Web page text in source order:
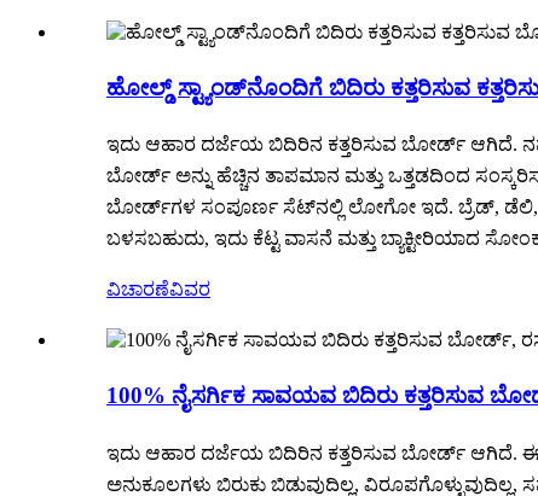
ಹೋಲ್ಡ್ ಸ್ಟ್ಯಾಂಡ್‌ನೊಂದಿಗೆ ಬಿದಿರು ಕತ್ತರಿಸುವ
ಇದು ಆಹಾರ ದರ್ಜೆಯ ಬಿದಿರಿನ ಕತ್ತರಿಸುವ ಬೋರ್ಡ್ ಆಗಿದೆ.
ಬೋರ್ಡ್ ಅನ್ನು ಹೆಚ್ಚಿನ ತಾಪಮಾನ ಮತ್ತು ಒತ್ತಡದಿಂದ
ಬೋರ್ಡ್‌ಗಳ ಸಂಪೂರ್ಣ ಸೆಟ್‌ನಲ್ಲಿ ಲೋಗೋ ಇದೆ. ಬ್ರೆಡ್, ಡೆಲಿ,
ಬಳಸಬಹುದು, ಇದು ಕೆಟ್ಟ ವಾಸನೆ ಮತ್ತು ಬ್ಯಾಕ್ಟೀರಿಯಾದ
ವಿಚಾರಣೆವಿವರ
100% ನೈಸರ್ಗಿಕ ಸಾವಯವ ಬಿದಿರು ಕತ್ತರಿಸುವ
ಇದು ಆಹಾರ ದರ್ಜೆಯ ಬಿದಿರಿನ ಕತ್ತರಿಸುವ ಬೋರ್ಡ್ ಆಗಿದೆ. ಈ
ಅನುಕೂಲಗಳು ಬಿರುಕು ಬಿಡುವುದಿಲ್ಲ,